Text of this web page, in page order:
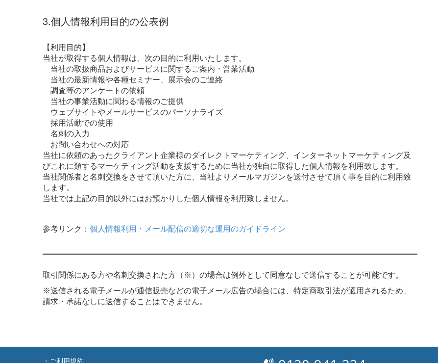
3.個人情報利用目的の公表例
【利用目的】
当社が取得する個人情報は、次の目的に利用いたします。
当社の取扱商品およびサービスに関するご案内・営業活動
当社の最新情報や各種セミナー、展示会のご連絡
調査等のアンケートの依頼
当社の事業活動に関わる情報のご提供
ウェブサイトやメールサービスのパーソナライズ
採用活動での使用
名刺の入力
お問い合わせへの対応
当社に依頼のあったクライアント企業様のダイレクトマーケティング、インターネットマーケティング及
びこれに類するマーケティング活動を支援するために当社が独自に取得した個人情報を利用致します。
当社関係者と名刺交換をさせて頂いた方に、当社よりメールマガジンを送付させて頂く事を目的に利用致
します。
当社では上記の目的以外にはお預かりした個人情報を利用致しません。
参考リンク： 個人情報利用・メール配信の適切な運用のガイドライン
取引関係にある方や名刺交換された方（※）の場合は例外として同意なしで送信することが可能です。
※送信される電子メールが通信販売などの電子メール広告の場合には、特定商取引法が適用されるため、
請求・承諾なしに送信することはできません。
・ご利用規約